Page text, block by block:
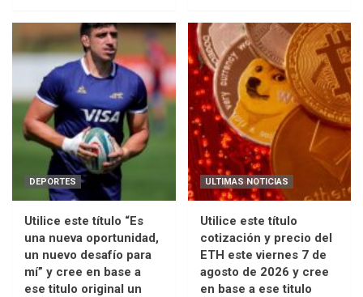
DEPORTES
Utilice este título “Es
una nueva oportunidad,
un nuevo desafío para
mí” y cree en base a
ese titulo original un
ULTIMAS NOTICIAS
Utilice este título
cotización y precio del
ETH este viernes 7 de
agosto de 2026 y cree
en base a ese titulo